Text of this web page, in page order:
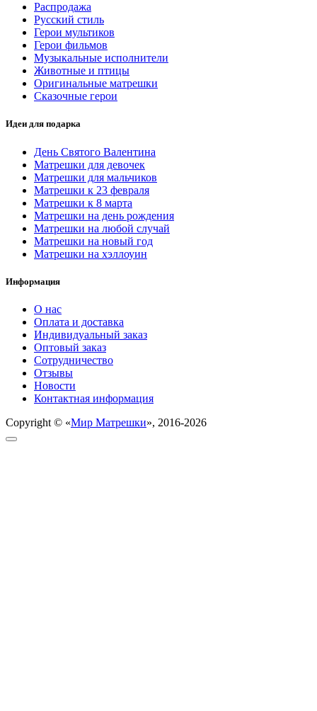
Распродажа
Русский стиль
Герои мультиков
Герои фильмов
Музыкальные исполнители
Животные и птицы
Оригинальные матрешки
Сказочные герои
Идеи для подарка
День Святого Валентина
Матрешки для девочек
Матрешки для мальчиков
Матрешки к 23 февраля
Матрешки к 8 марта
Матрешки на день рождения
Матрешки на любой случай
Матрешки на новый год
Матрешки на хэллоуин
Информация
О нас
Оплата и доставка
Индивидуальный заказ
Оптовый заказ
Сотрудничество
Отзывы
Новости
Контактная информация
Copyright © «Мир Матрешки», 2016-2026